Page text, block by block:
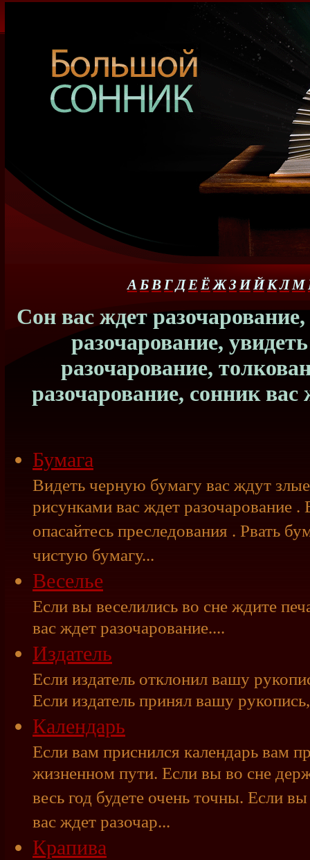
А БВГДЕ Ё ЖЗ ИЙКЛМ
Сон вас ждет
разочарование,
разочарование,
разочарование, сонник вас
Бумага
Видеть черную бумагу вас ждут
рисунками вас ждет разочарование
опасайтесь преследования . Рвать
чистую бумагу...
Веселье
Если вы веселились во сне ждите
вас ждет разочарование....
Издатель
Если издатель отклонил вашу
Если издатель принял вашу
Календарь
Если вам приснился календарь вам
жизненном пути. Если вы во сне
весь год будете очень точны. Если
вас ждет разочар...
Крапива